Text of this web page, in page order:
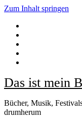
Zum Inhalt springen
Das ist mein
Bücher, Musik,
drumherum